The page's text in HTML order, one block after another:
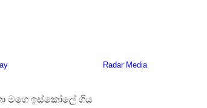
මගෙ ඉස්කෝලේ ගිය